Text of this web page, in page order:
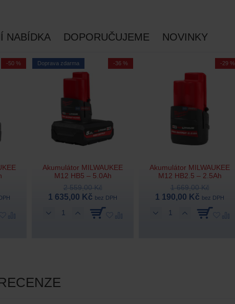
NABÍDKA DOPORUČUJEME NOVINKY
-50 % Doprava zdarma -36 %
Akumulátor MILWAUKEE
M12 HB5 – 5.0Ah
2 559,00 Kč
1 635,00 Kč bez DPH
-29 %
Akumulátor MILWAUKEE
M12 HB2.5 – 2.5Ah
1 669,00 Kč
1 190,00 Kč bez DPH